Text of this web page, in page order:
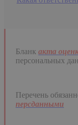
Бланк акта
персональных
Перечень
персданными